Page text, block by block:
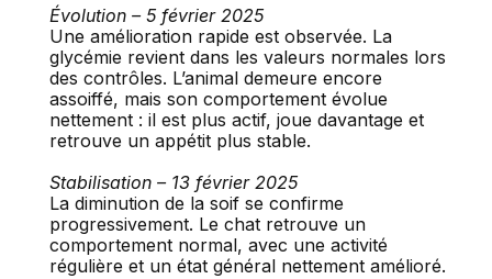
Évolution – 5 février 2025
Une amélioration rapide est observée. La
glycémie revient dans les valeurs normales lors
des contrôles. L’animal demeure encore
assoiffé, mais son comportement évolue
nettement : il est plus actif, joue davantage et
retrouve un appétit plus stable.
Stabilisation – 13 février 2025
La diminution de la soif se confirme
progressivement. Le chat retrouve un
comportement normal, avec une activité
régulière et un état général nettement amélioré.